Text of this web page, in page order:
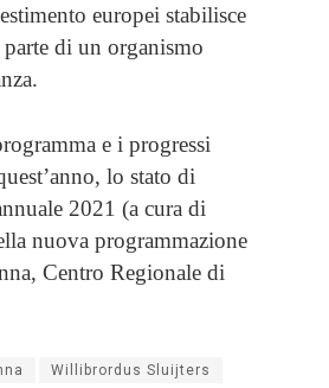
europei stabilisce
di un organismo
e i progressi
lo stato di
2021 (a cura di
nuova programmazione
Centro Regionale di
Willibrordus Sluijters